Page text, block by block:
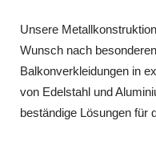
Unsere
Wunsch nach
Balkonverkleidungen in
von Edelstahl und
beständige Lösungen für